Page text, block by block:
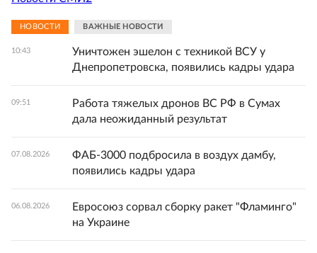
НОВОСТИ ВАЖНЫЕ НОВОСТИ
10:43
Уничтожен эшелон с техникой ВСУ у
Днепропетровска, появились кадры удара
09:51
Работа тяжелых дронов ВС РФ в Сумах
дала неожиданный результат
07.08.2026
ФАБ-3000 подбросила в воздух дамбу,
появились кадры удара
06.08.2026
Евросоюз сорвал сборку ракет "Фламинго"
на Украине